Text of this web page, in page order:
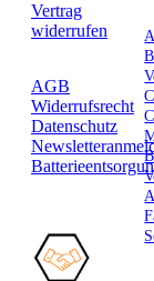
Vertrag
widerrufen
AGB
Widerrufsrecht
Datenschutz